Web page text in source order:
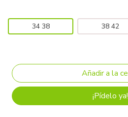
34 38 38 42
¡Pídelo ya!